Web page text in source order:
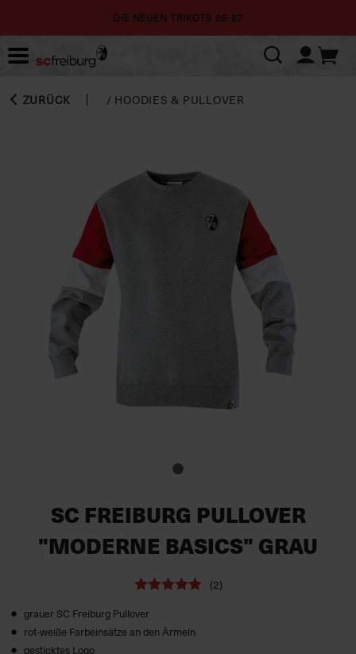
DIE NEUEN TRIKOTS 26-27
ZURÜCK / HOODIES & PULLOVER
SC FREIBURG PULLOVER
"MODERNE BASICS" GRAU
(2)
grauer SC Freiburg Pullover
rot-weiße Farbeinsätze an den Ärmeln
gesticktes Logo